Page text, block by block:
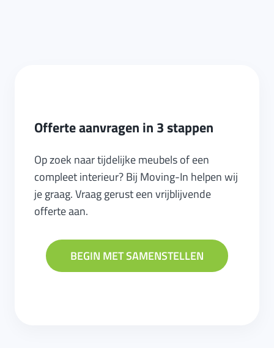
Offerte aanvragen in 3 stappen
Op zoek naar tijdelijke meubels of een
compleet interieur? Bij Moving-In helpen wij
je graag. Vraag gerust een vrijblijvende
offerte aan.
BEGIN MET SAMENSTELLEN